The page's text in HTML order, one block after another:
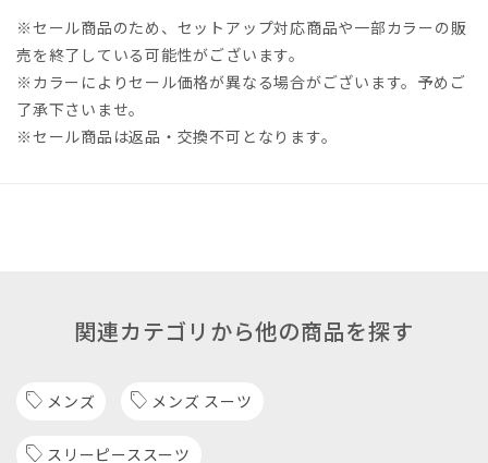
※セール商品のため、セットアップ対応商品や一部カラーの販
売を終了している可能性がございます。
※カラーによりセール価格が異なる場合がございます。予めご
了承下さいませ。
※セール商品は返品・交換不可となります。
関連カテゴリから他の商品を探す
メンズ メンズ スーツ
スリーピーススーツ